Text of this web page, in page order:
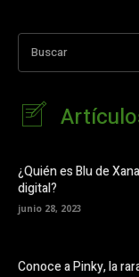
Buscar
¿Quién es Blu de
digital?
junio 28, 2023
Conoce a Pinky, la